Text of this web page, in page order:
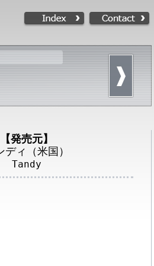
【発売元】
ディ（米国）
Tandy